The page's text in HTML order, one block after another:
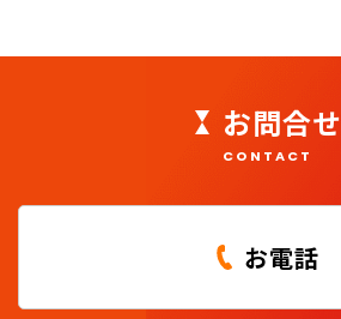
お問合せ
CONTACT
お電話